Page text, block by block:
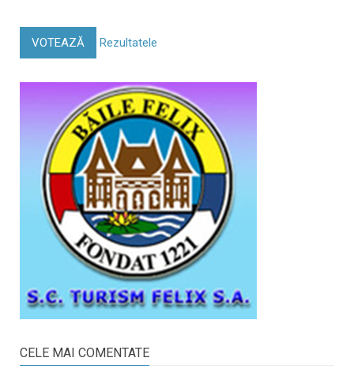
VOTEAZĂ Rezultatele
CELE MAI COMENTATE